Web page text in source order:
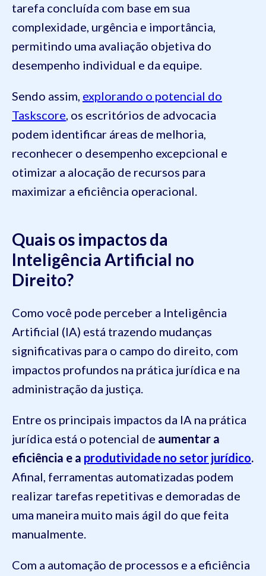
tarefa concluída com base em sua
complexidade, urgência e importância,
permitindo uma avaliação objetiva do
desempenho individual e da equipe.
Sendo assim, explorando o potencial do
Taskscore, os escritórios de advocacia
podem identificar áreas de melhoria,
reconhecer o desempenho excepcional e
otimizar a alocação de recursos para
maximizar a eficiência operacional.
Quais os impactos da
Inteligência Artificial no
Direito?
Como você pode perceber a Inteligência
Artificial (IA) está trazendo mudanças
significativas para o campo do direito, com
impactos profundos na prática jurídica e na
administração da justiça.
Entre os principais impactos da IA na prática
jurídica está o potencial de aumentar a
eficiência e a produtividade no setor jurídico.
Afinal, ferramentas automatizadas podem
realizar tarefas repetitivas e demoradas de
uma maneira muito mais ágil do que feita
manualmente.
Com a automação de processos e a eficiência